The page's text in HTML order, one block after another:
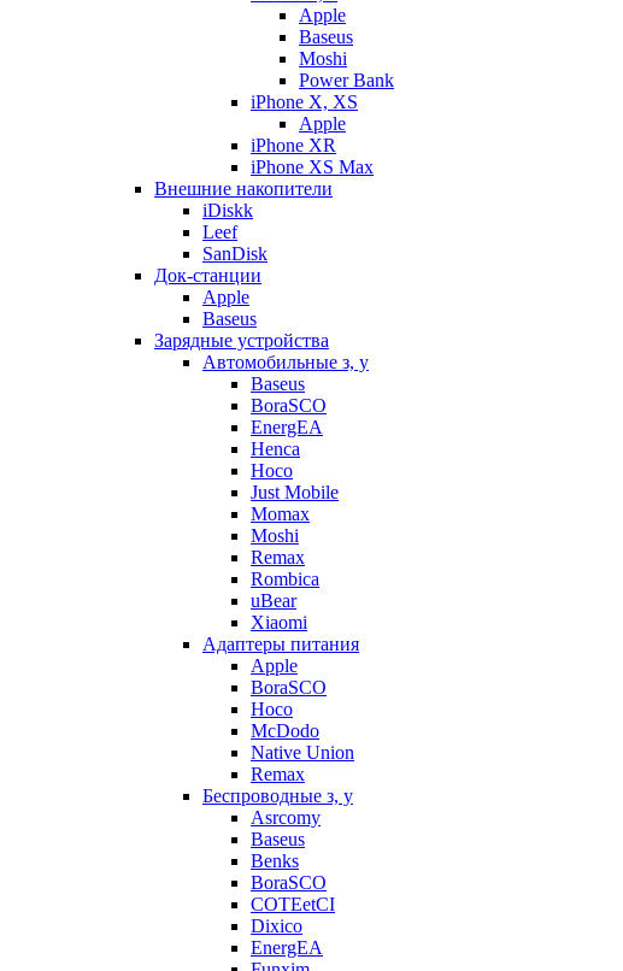
Apple
Baseus
Moshi
Power Bank
iPhone X, XS
Apple
iPhone XR
iPhone XS Max
Внешние накопители
iDiskk
Leef
SanDisk
Док-станции
Apple
Baseus
Зарядные устройства
Автомобильные з, у
Baseus
BoraSCO
EnergEA
Henca
Hoco
Just Mobile
Momax
Moshi
Remax
Rombica
uBear
Xiaomi
Адаптеры питания
Apple
BoraSCO
Hoco
McDodo
Native Union
Remax
Беспроводные з, у
Asrcomy
Baseus
Benks
BoraSCO
COTEetCI
Dixico
EnergEA